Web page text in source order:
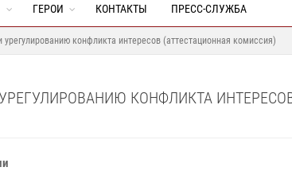
ГЕРОИ КОНТАКТЫ ПРЕСС-СЛУЖБА
конфликта интересов (аттестационная комиссия)
КОНФЛИКТА